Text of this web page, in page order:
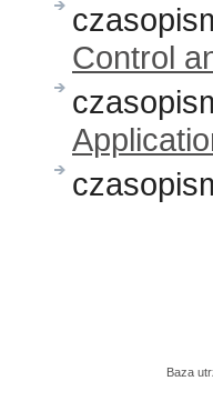
Control
Baza